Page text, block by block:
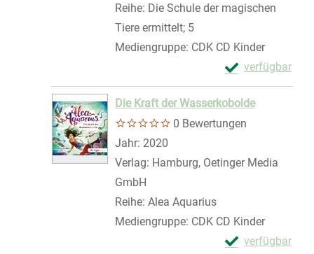
Reihe: Die Schule der magischen
Tiere ermittelt; 5
Mediengruppe: CDK CD Kinder
verfügbar
Exemplar-
Zum Download
Die Kraft der Wasserkobolde
0 Bewertungen
Suche nach diesem Verfasser
Jahr: 2020
Verlag: Hamburg, Oetinger Media
GmbH
Reihe: Alea Aquarius
Mediengruppe: CDK CD Kinder
verfügbar
Exemplar-